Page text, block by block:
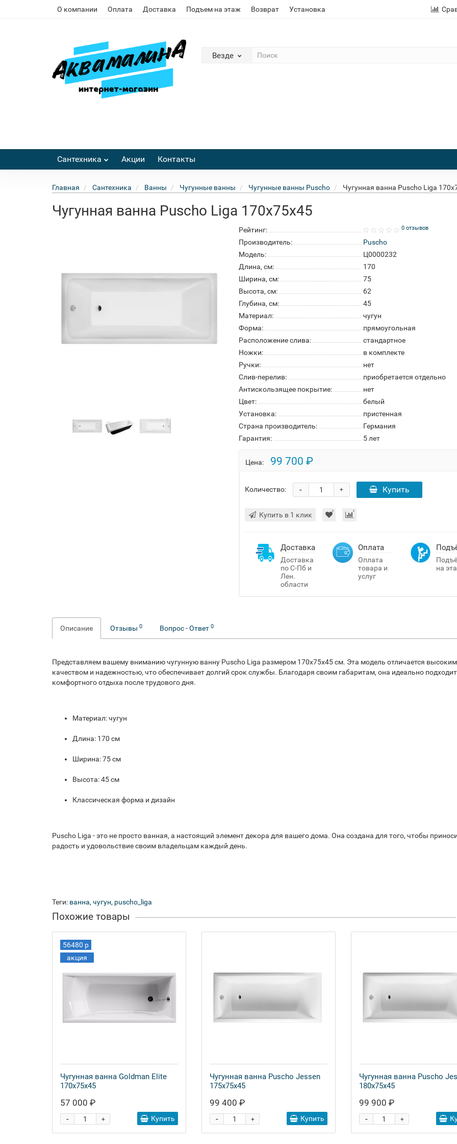
О компании Оплата Доставка Подъем на этаж Возврат Установка
Везде
Сантехника Акции Контакты
Главная Сантехника Ванны Чугунные ванны Чугунные ванны Puscho Чугунная ванна Puscho Liga
Чугунная ванна Puscho Liga 170x75x45
Рейтинг: 0 отзывов
Производитель:
Puscho
Модель:
Ц0000232
Длина, см:
170
Ширина, см:
75
Высота, см:
62
Глубина, см:
45
Материал:
чугун
Форма:
прямоугольная
Расположение слива:
стандартное
Ножки:
в комплекте
Ручки:
нет
Слив-перелив:
приобретается отдельно
Антискользящее покрытие:
нет
Цвет:
белый
Установка:
пристенная
Страна производитель:
Германия
Гарантия:
5 лет
Цена: 99 700 ₽
Количество: +
- Купить
Купить в 1 клик
Доставка
Доставка
по С-Пб и
Лен.
области
Оплата
Оплата
товара и
услуг
на
Описание Отзывы 0 Вопрос - Ответ 0
Представляем вашему вниманию чугунную ванну Puscho Liga размером 170x75x45 см. Эта модель отличается высоким
качеством и надежностью, что обеспечивает долгий срок службы. Благодаря своим габаритам, она идеально
комфортного отдыха после трудового дня.
Материал: чугун
Длина: 170 см
Ширина: 75 см
Высота: 45 см
Классическая форма и дизайн
Puscho Liga - это не просто ванная, а настоящий элемент декора для вашего дома. Она создана для того, чтобы
радость и удовольствие своим владельцам каждый день.
Теги: ванна, чугун, puscho_liga
Похожие товары
56480 р
акция
Чугунная ванна Goldman Elite
170x75x45
57 000 ₽
+
- Купить
Чугунная ванна Puscho Jessen
175x75x45
99 400 ₽
+
- Купить
Чугунная ванна Puscho
180x75x45
99 900 ₽
+
-